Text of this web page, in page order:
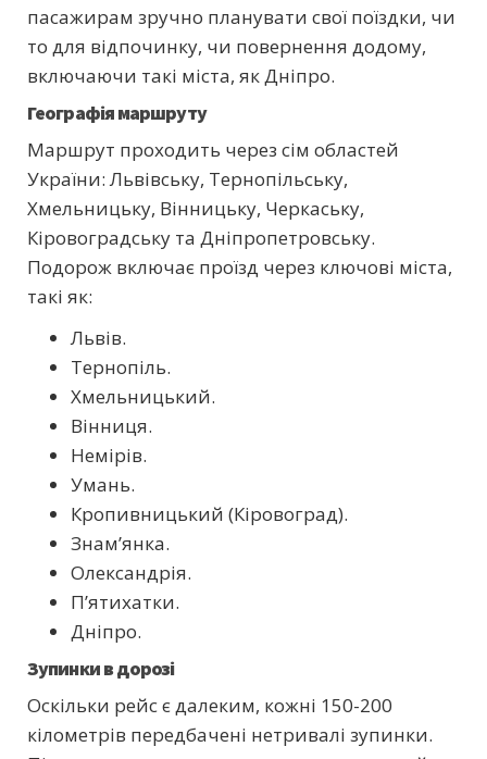
пасажирам зручно планувати свої поїздки, чи
то для відпочинку, чи повернення додому,
включаючи такі міста, як Дніпро.
Географія маршруту
Маршрут проходить через сім областей
України: Львівську, Тернопільську,
Хмельницьку, Вінницьку, Черкаську,
Кіровоградську та Дніпропетровську.
Подорож включає проїзд через ключові міста,
такі як:
Львів.
Тернопіль.
Хмельницький.
Вінниця.
Немірів.
Умань.
Кропивницький (Кіровоград).
Знам’янка.
Олександрія.
П’ятихатки.
Дніпро.
Зупинки в дорозі
Оскільки рейс є далеким, кожні 150-200
кілометрів передбачені нетривалі зупинки.